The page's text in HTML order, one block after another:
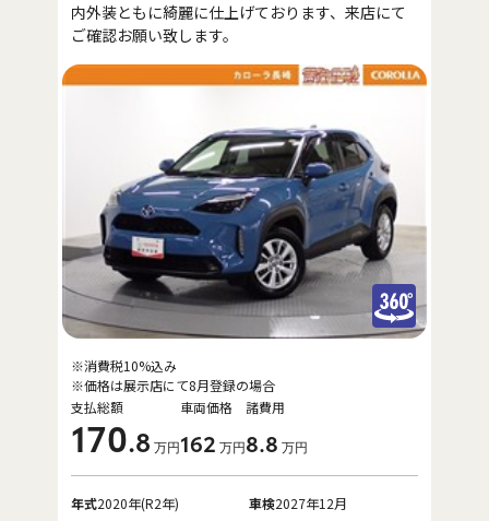
内外装ともに綺麗に仕上げております、来店にて
ご確認お願い致します。
支払総額
170.8 万円
車両価格
162 万円
諸費用
8.8 万円
※消費税10%込み
※価格は展示店にて8月登録の場合
年式2020年(R2年) 車検2027年12月